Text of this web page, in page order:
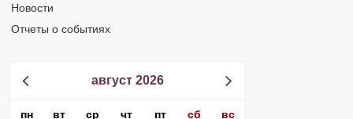
Новости
Отчеты о событиях
август 2026
пн вт ср чт пт сб вс